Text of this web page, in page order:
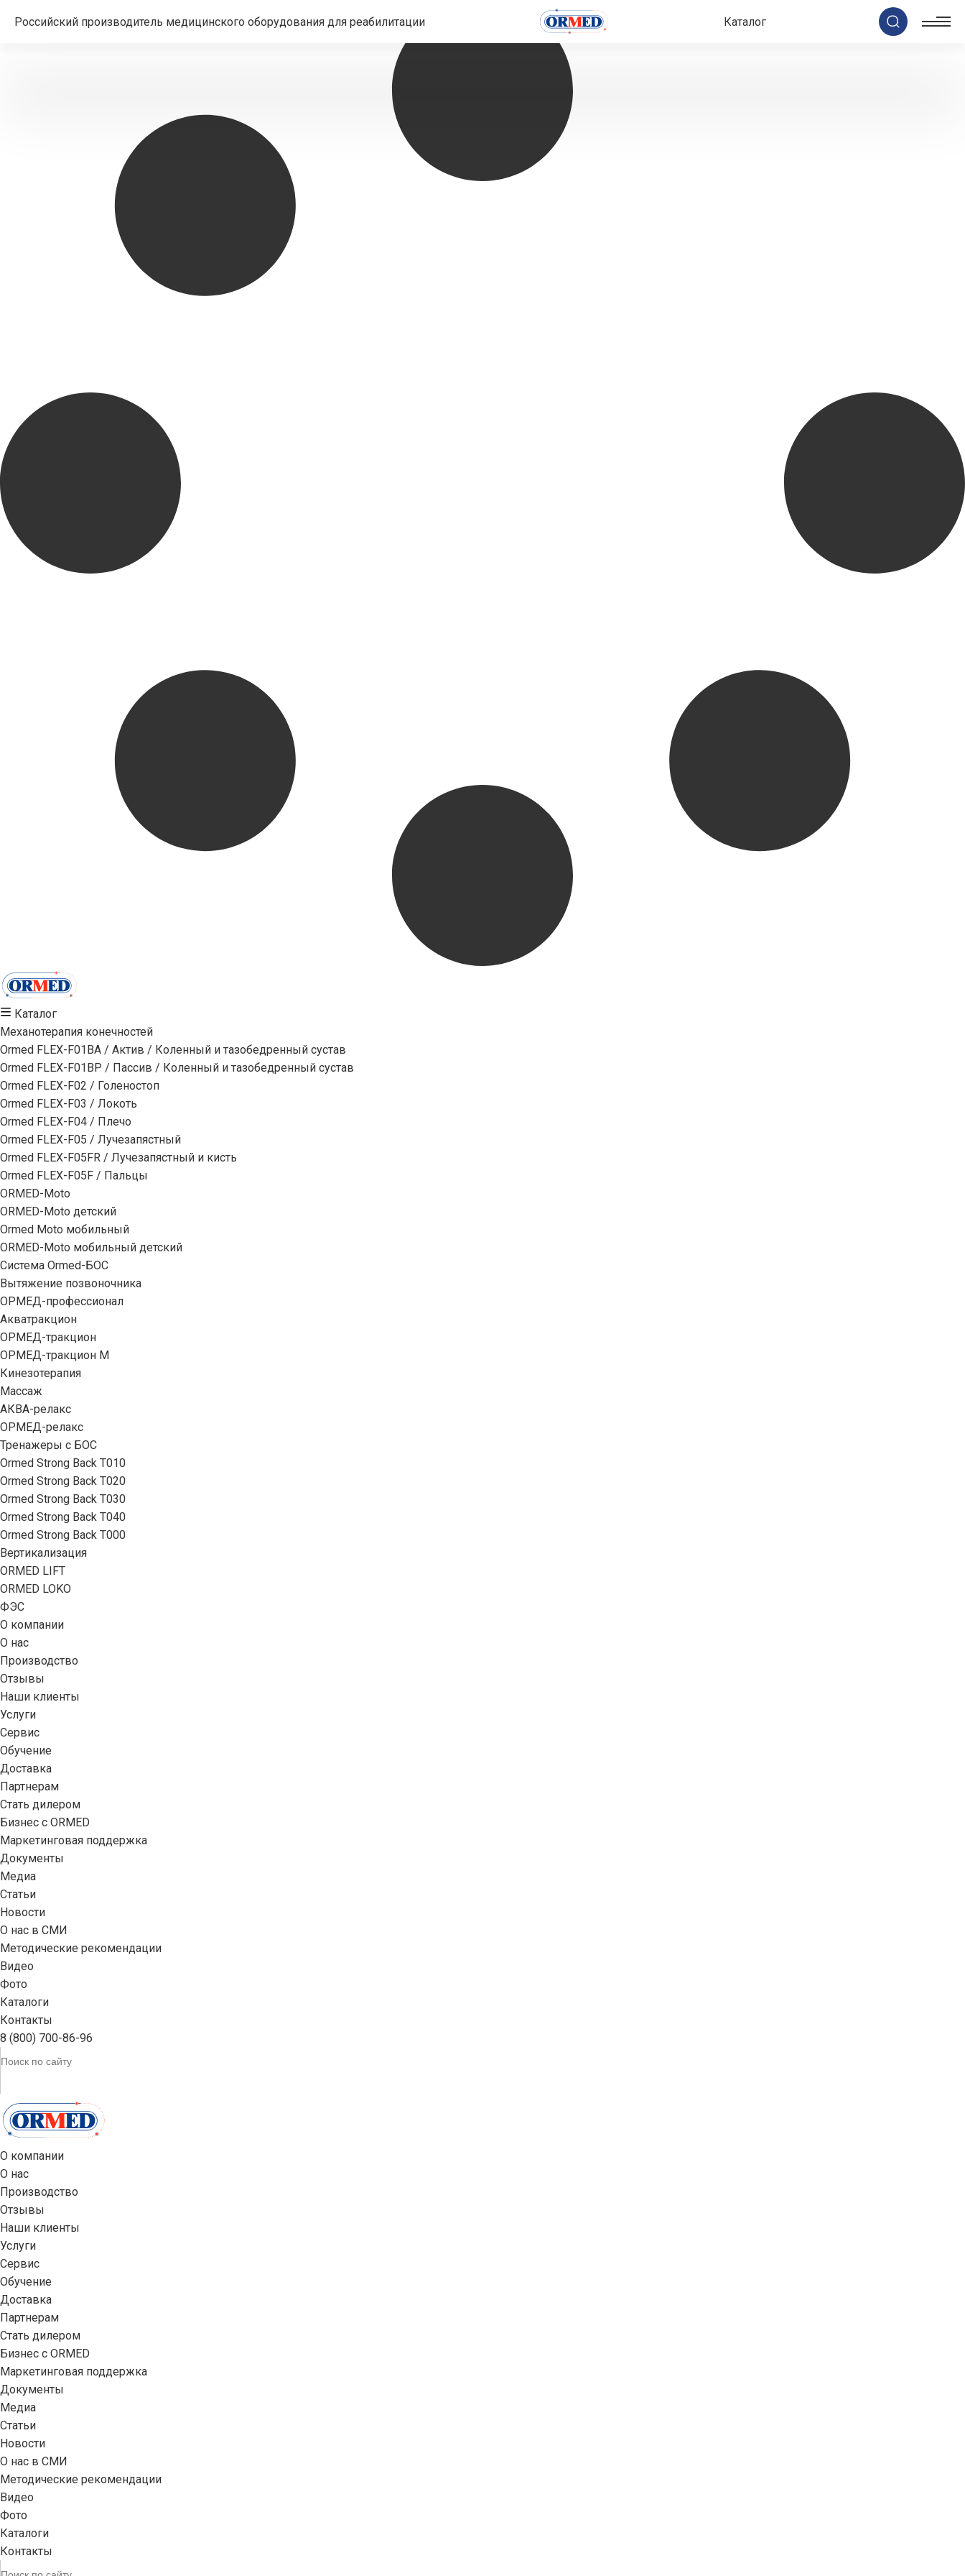
Каталог
Механотерапия конечностей
Ormed FLEX-F01BA / Актив / Коленный и тазобедренный сустав
Ormed FLEX-F01BP / Пассив / Коленный и тазобедренный сустав
Ormed FLEX-F02 / Голеностоп
Ormed FLEX-F03 / Локоть
Ormed FLEX-F04 / Плечо
Ormed FLEX-F05 / Лучезапястный
Ormed FLEX-F05FR / Лучезапястный и кисть
Ormed FLEX-F05F / Пальцы
ORMED-Moto
ORMED-Moto детский
Ormed Moto мобильный
ORMED-Moto мобильный детский
Система Ormed-БОС
Вытяжение позвоночника
ОРМЕД-профессионал
Акватракцион
ОРМЕД-тракцион
ОРМЕД-тракцион М
Кинезотерапия
Массаж
АКВА-релакс
ОРМЕД-релакс
Тренажеры с БОС
Ormed Strong Back Т010
Ormed Strong Back Т020
Ormed Strong Back Т030
Ormed Strong Back Т040
Ormed Strong Back Т000
Вертикализация
ORMED LIFT
ORMED LOKO
ФЭС
О компании
О нас
Производство
Отзывы
Наши клиенты
Услуги
Сервис
Обучение
Доставка
Партнерам
Стать дилером
Бизнес с ORMED
Маркетинговая поддержка
Документы
Медиа
Статьи
Новости
О нас в СМИ
Методические рекомендации
Видео
Фото
Каталоги
Контакты
8 (800) 700-86-96
О компании
О нас
Производство
Отзывы
Наши клиенты
Услуги
Сервис
Обучение
Доставка
Партнерам
Стать дилером
Бизнес с ORMED
Маркетинговая поддержка
Документы
Медиа
Статьи
Новости
О нас в СМИ
Методические рекомендации
Видео
Фото
Каталоги
Контакты
Российский производитель медицинского оборудования для реабилитации Каталог